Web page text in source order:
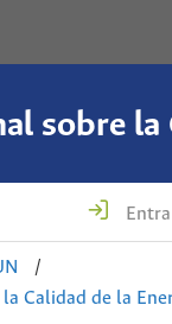
/
Calidad de la